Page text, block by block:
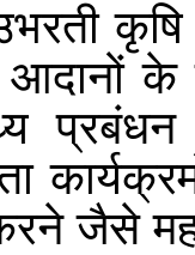
कृषि
आदानों
जैसे